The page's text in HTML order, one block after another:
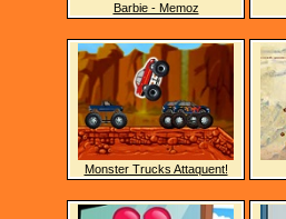
Barbie - Memoz
Monster Trucks Attaquent!